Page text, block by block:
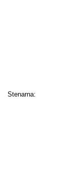
Stenarna: